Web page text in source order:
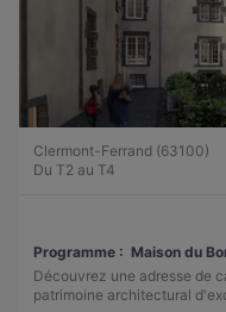
Clermont-Ferrand (63100)
Du T2 au T4
Programme : Maison du
Découvrez une adresse de
patrimoine architectural